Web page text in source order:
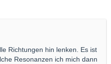
Richtungen hin lenken. Es ist
Resonanzen ich mich dann